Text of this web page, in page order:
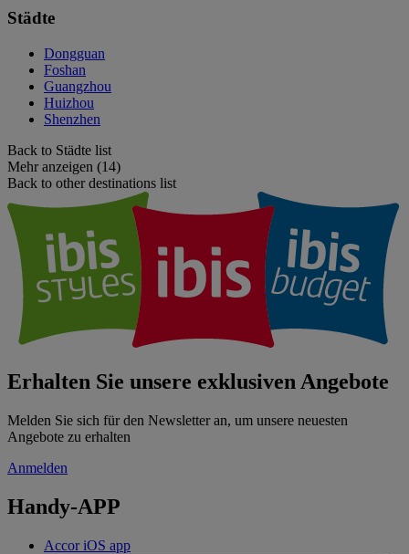
Städte
Dongguan
Foshan
Guangzhou
Huizhou
Shenzhen
Back to Städte list
Mehr anzeigen (14)
Back to other destinations list
Erhalten Sie unsere exklusiven Angebote
Melden Sie sich für den Newsletter an, um unsere neuesten
Angebote zu erhalten
Anmelden
Handy-APP
Accor iOS app